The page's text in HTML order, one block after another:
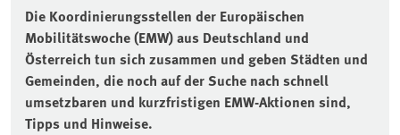
Die Koordinierungsstellen der Europäischen
Mobilitätswoche (EMW) aus Deutschland und
Österreich tun sich zusammen und geben Städten und
Gemeinden, die noch auf der Suche nach schnell
umsetzbaren und kurzfristigen EMW-Aktionen sind,
Tipps und Hinweise.